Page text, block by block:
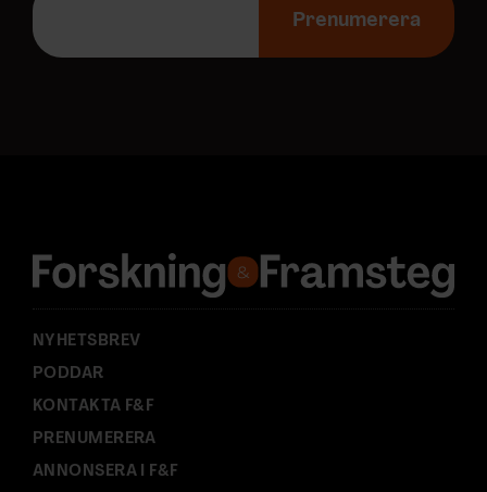
p
s
:
Prenumerera
NYHETSBREV
PODDAR
KONTAKTA F&F
PRENUMERERA
ANNONSERA I F&F